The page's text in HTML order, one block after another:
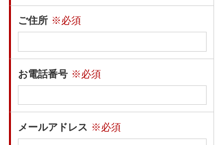
ご住所 ※必須
お電話番号 ※必須
メールアドレス ※必須